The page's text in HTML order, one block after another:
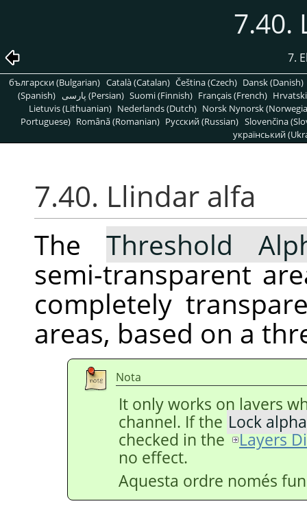
7.40.
7.
български (Bulgarian) Català (Catalan) Čeština (Czech) Dansk (Danish)
(Spanish)
پارسی (Persian) Suomi (Finnish) Français (French)
Lietuvis (Lithuanian) Nederlands (Dutch) Norsk Nynorsk
Portuguese) Română (Romanian) Pусский (Russian) Slovenčina
український
7.40. Llindar alfa
The Threshold
semi-transparent
completely
areas, based on a
Nota
It only works on layers
channel. If the Lock
checked in the Layers
no effect.
Aquesta ordre només